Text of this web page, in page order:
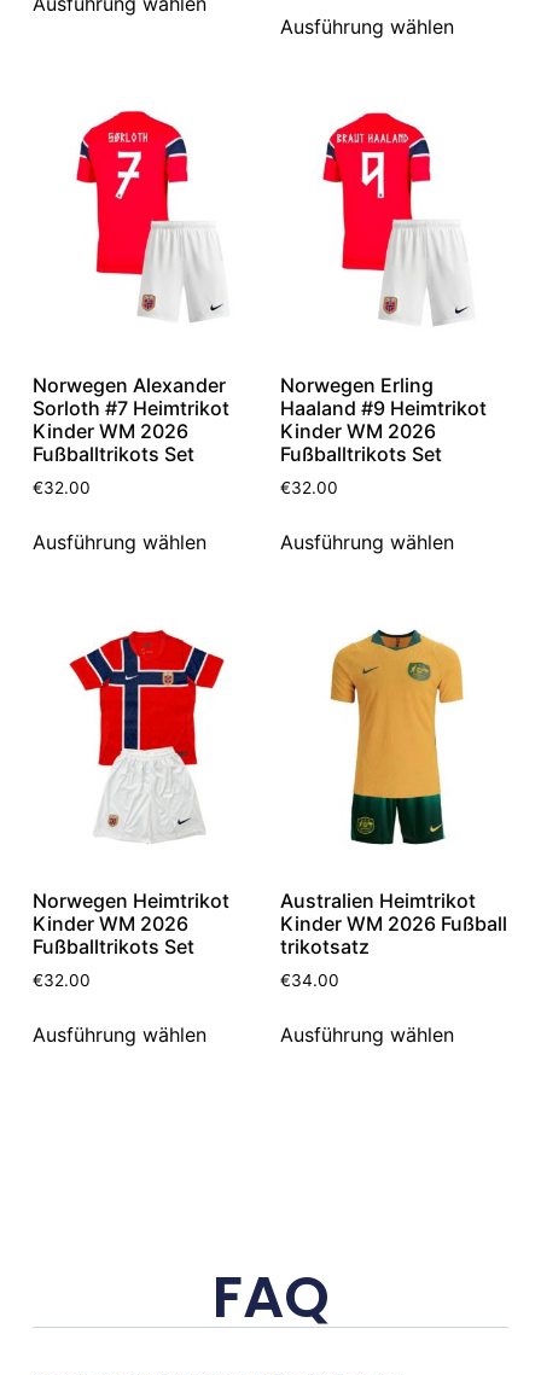
Ausführung wählen
Norwegen Alexander
Sorloth #7 Heimtrikot
Kinder WM 2026
Fußballtrikots Set
€32.00
Ausführung wählen
Norwegen Erling
Haaland #9 Heimtrikot
Kinder WM 2026
Fußballtrikots Set
€32.00
Ausführung wählen
Norwegen Heimtrikot
Kinder WM 2026
Fußballtrikots Set
€32.00
Ausführung wählen
Australien Heimtrikot
Kinder WM 2026 Fußball
trikotsatz
€34.00
Ausführung wählen
FAQ